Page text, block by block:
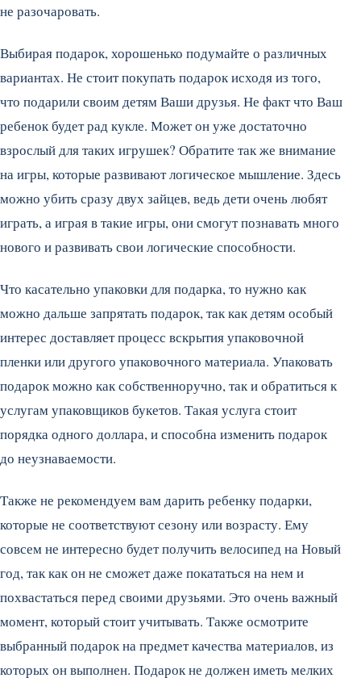
не разочаровать.
Выбирая подарок, хорошенько подумайте о различных
вариантах. Не стоит покупать подарок исходя из того,
что подарили своим детям Ваши друзья. Не факт что Ваш
ребенок будет рад кукле. Может он уже достаточно
взрослый для таких игрушек? Обратите так же внимание
на игры, которые развивают логическое мышление. Здесь
можно убить сразу двух зайцев, ведь дети очень любят
играть, а играя в такие игры, они смогут познавать много
нового и развивать свои логические способности.
Что касательно упаковки для подарка, то нужно как
можно дальше запрятать подарок, так как детям особый
интерес доставляет процесс вскрытия упаковочной
пленки или другого упаковочного материала. Упаковать
подарок можно как собственноручно, так и обратиться к
услугам упаковщиков букетов. Такая услуга стоит
порядка одного доллара, и способна изменить подарок
до неузнаваемости.
Также не рекомендуем вам дарить ребенку подарки,
которые не соответствуют сезону или возрасту. Ему
совсем не интересно будет получить велосипед на Новый
год, так как он не сможет даже покататься на нем и
похвастаться перед своими друзьями. Это очень важный
момент, который стоит учитывать. Также осмотрите
выбранный подарок на предмет качества материалов, из
которых он выполнен. Подарок не должен иметь мелких